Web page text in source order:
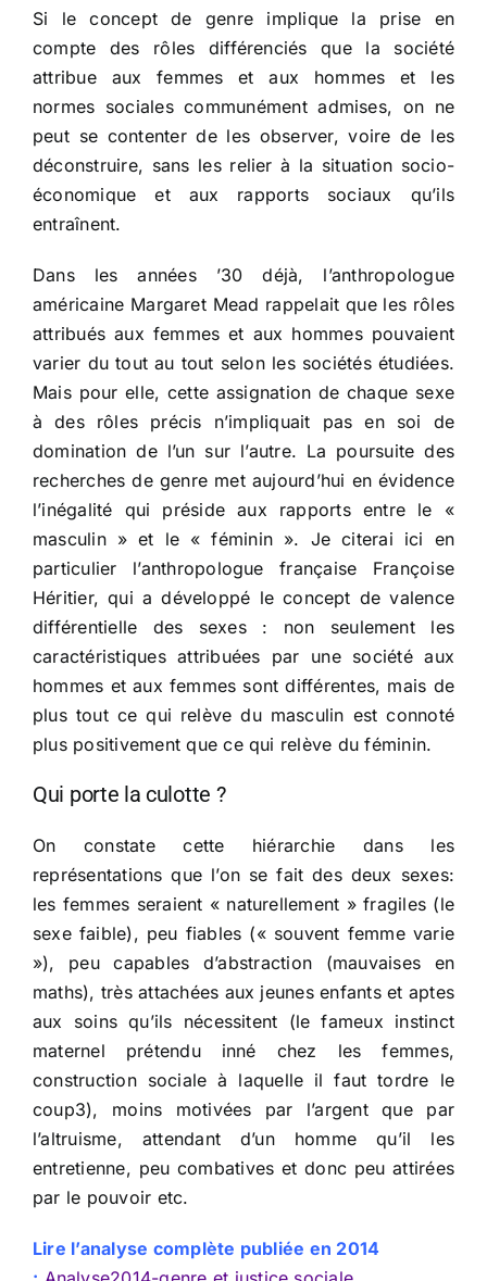
Si le concept de genre implique la prise en
compte des rôles différenciés que la société
attribue aux femmes et aux hommes et les
normes sociales communément admises, on ne
peut se contenter de les observer, voire de les
déconstruire, sans les relier à la situation socio-
économique et aux rapports sociaux qu’ils
entraînent.
Dans les années ’30 déjà, l’anthropologue
américaine Margaret Mead rappelait que les rôles
attribués aux femmes et aux hommes pouvaient
varier du tout au tout selon les sociétés étudiées.
Mais pour elle, cette assignation de chaque sexe
à des rôles précis n’impliquait pas en soi de
domination de l’un sur l’autre. La poursuite des
recherches de genre met aujourd’hui en évidence
l’inégalité qui préside aux rapports entre le «
masculin » et le « féminin ». Je citerai ici en
particulier l’anthropologue française Françoise
Héritier, qui a développé le concept de valence
différentielle des sexes : non seulement les
caractéristiques attribuées par une société aux
hommes et aux femmes sont différentes, mais de
plus tout ce qui relève du masculin est connoté
plus positivement que ce qui relève du féminin.
Qui porte la culotte ?
On constate cette hiérarchie dans les
représentations que l’on se fait des deux sexes:
les femmes seraient « naturellement » fragiles (le
sexe faible), peu fiables (« souvent femme varie
»), peu capables d’abstraction (mauvaises en
maths), très attachées aux jeunes enfants et aptes
aux soins qu’ils nécessitent (le fameux instinct
maternel prétendu inné chez les femmes,
construction sociale à laquelle il faut tordre le
coup3), moins motivées par l’argent que par
l’altruisme, attendant d’un homme qu’il les
entretienne, peu combatives et donc peu attirées
par le pouvoir etc.
Lire l’analyse complète publiée en 2014